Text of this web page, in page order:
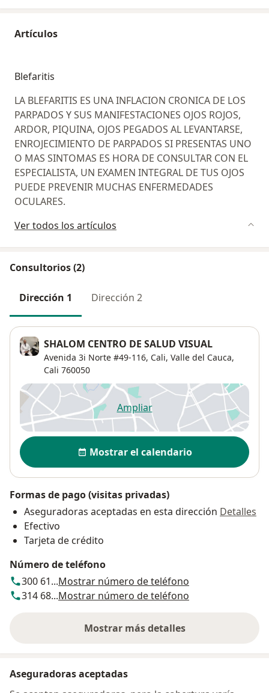
Artículos
Blefaritis
LA BLEFARITIS ES UNA INFLACION CRONICA DE LOS
PARPADOS Y SUS MANIFESTACIONES OJOS ROJOS,
ARDOR, PIQUINA, OJOS PEGADOS AL LEVANTARSE,
ENROJECIMIENTO DE PARPADOS SI PRESENTAS UNO
O MAS SINTOMAS ES HORA DE CONSULTAR CON EL
ESPECIALISTA, UN EXAMEN INTEGRAL DE TUS OJOS
PUEDE PREVENIR MUCHAS ENFERMEDADES
OCULARES.
Ver todos los artículos
Consultorios (2)
Dirección 1 Dirección 2
SHALOM CENTRO DE SALUD VISUAL
Avenida 3i Norte #49-116, Cali, Valle del Cauca,
Cali 760050
Ampliarse abre en una nueva
Disponibilidad
Mostrar el calendario
Formas de pago (visitas privadas)
Aseguradoras aceptadas en esta dirección Detalles
Efectivo
Tarjeta de crédito
Número de teléfono
300 61...Mostrar número de teléfono
314 68...Mostrar número de teléfono
Mostrar más detalles
sobre la dirección
Aseguradoras aceptadas